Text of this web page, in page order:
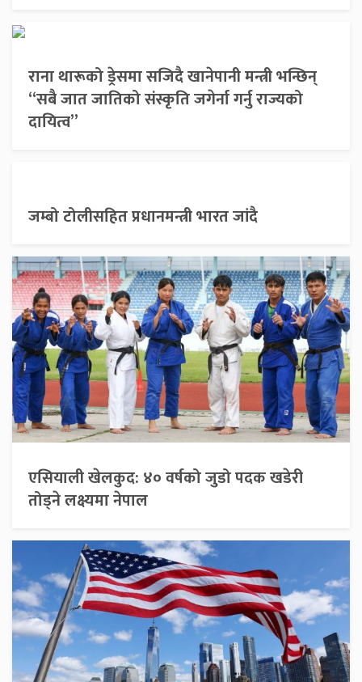
राना थारूको ड्रेसमा सजिदै खानेपानी मन्त्री भन्छिन्
“सबै जात जातिको संस्कृति जगेर्ना गर्नु राज्यको
दायित्व”
जम्बो टोलीसहित प्रधानमन्त्री भारत जांदै
एसियाली खेलकुद: ४० वर्षको जुडो पदक खडेरी
तोड्ने लक्ष्यमा नेपाल